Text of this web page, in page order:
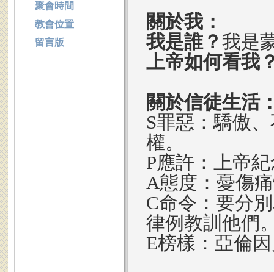
關於我：
我是誰？ 我是
上帝如何看我
關於信徒生活
S罪惡：驕傲
權。
P應許：上帝
A態度：憂傷
C命令：要分
律例教訓他們
E榜樣：亞倫
聚會時間
教會位置
留言版